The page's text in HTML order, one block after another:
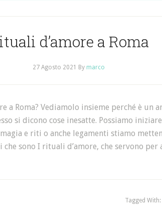
d’amore a Roma
27 Agosto 2021 By marco
a Roma? Vediamolo insieme perché è un
si dicono cose inesatte. Possiamo
e riti o anche legamenti stiamo
sono I rituali d’amore, che servono per
Tagged With: